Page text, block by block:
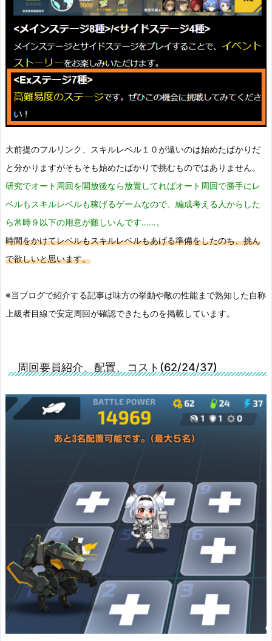
大前提のフルリンク、スキルレベル１０が遠いのは始めたばかりだ
と分かりますがそもそも始めたばかりで挑むものではありません。
研究でオート周回を開放後なら放置してればオート周回で勝手にレ
ベルもスキルレベルも稼げるゲームなので、編成考える人からした
ら常時９以下の用意が難しいんです……。
時間をかけてレベルもスキルレベルもあげる準備をしたのち、挑ん
で欲しいと思います。
※当ブログで紹介する記事は味方の挙動や敵の性能まで熟知した自称
上級者目線で安定周回が確認できたものを掲載しています。
周回要員紹介、配置、コスト(62/24/37)